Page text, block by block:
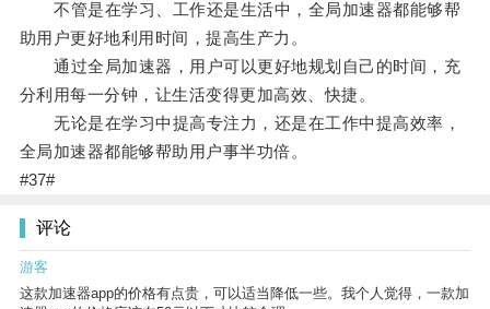
不管是在学习、工作还是生活中，全局加速器都能够帮
助用户更好地利用时间，提高生产力。
通过全局加速器，用户可以更好地规划自己的时间，充
分利用每一分钟，让生活变得更加高效、快捷。
无论是在学习中提高专注力，还是在工作中提高效率，
全局加速器都能够帮助用户事半功倍。
#37#
评论
游客
这款加速器app的价格有点贵，可以适当降低一些。我个人觉得，一款加